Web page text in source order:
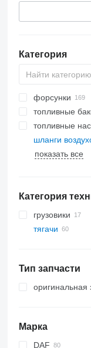
Категория
форсунки
топливные
топливные
шланги
показать все
Категория
грузовики
тягачи
Тип запчасти
оригинальная
Марка
DAF